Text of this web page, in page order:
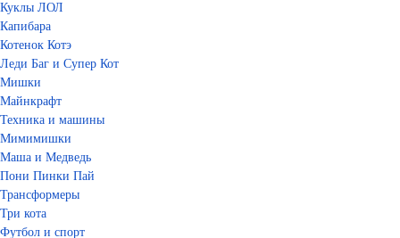
Куклы ЛОЛ
Капибара
Котенок Котэ
Леди Баг и Супер Кот
Мишки
Майнкрафт
Техника и машины
Мимимишки
Маша и Медведь
Пони Пинки Пай
Трансформеры
Три кота
Футбол и спорт